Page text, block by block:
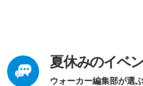
夏休みのイベ
ウォーカー編集部が選